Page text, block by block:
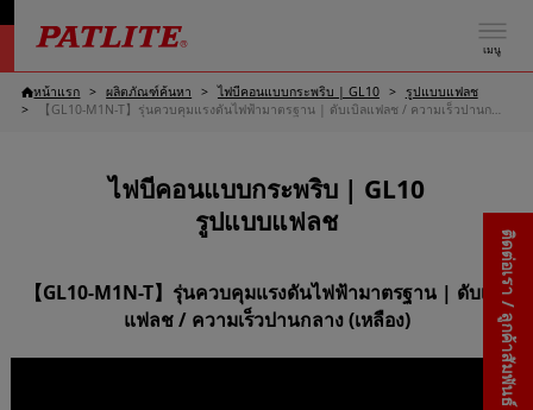
เมนู
ติดต่อเรา / ลูกค้าสัมพันธ์
หน้าแรก ผลิตภัณฑ์ค้นหา ไฟบีคอนแบบกระพริบ | GL10
รูปแบบแฟลช
【GL10-M1N-T】รุ่นควบคุมแรงดันไฟฟ้ามาตรฐาน | ดับเบิลแฟลช / ความเร็วปานกลาง (เหลือง)
ไฟบีคอนแบบกระพริบ | GL10
รูปแบบแฟลช
【GL10-M1N-T】รุ่นควบคุมแรงดันไฟฟ้ามาตรฐาน | ดับเบิล
แฟลช / ความเร็วปานกลาง (เหลือง)